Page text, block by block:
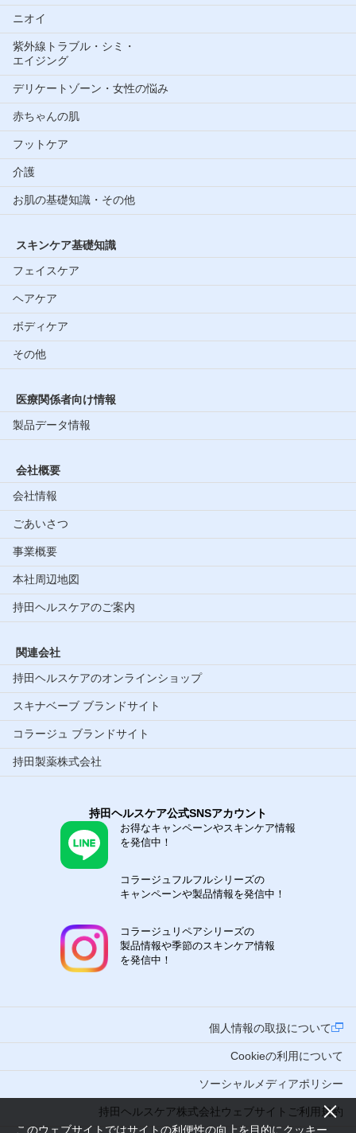
このウェブサイトではサイトの利便性の向上を目的にクッキー
ニオイ
紫外線トラブル・シミ・
エイジング
デリケートゾーン・女性の悩み
赤ちゃんの肌
フットケア
介護
お肌の基礎知識・その他
スキンケア基礎知識
フェイスケア
ヘアケア
ボディケア
その他
医療関係者向け情報
製品データ情報
会社概要
会社情報
ごあいさつ
事業概要
本社周辺地図
持田ヘルスケアのご案内
関連会社
持田ヘルスケアのオンラインショップ
スキナベーブ ブランドサイト
コラージュ ブランドサイト
持田製薬株式会社
持田ヘルスケア公式SNSアカウント
お得なキャンペーンやスキンケア情報
を発信中！
コラージュフルフルシリーズの
キャンペーンや製品情報を発信中！
コラージュリペアシリーズの
製品情報や季節のスキンケア情報
を発信中！
個人情報の取扱について
Cookieの利用について
ソーシャルメディアポリシー
持田ヘルスケア株式会社ウェブサイトご利用規約